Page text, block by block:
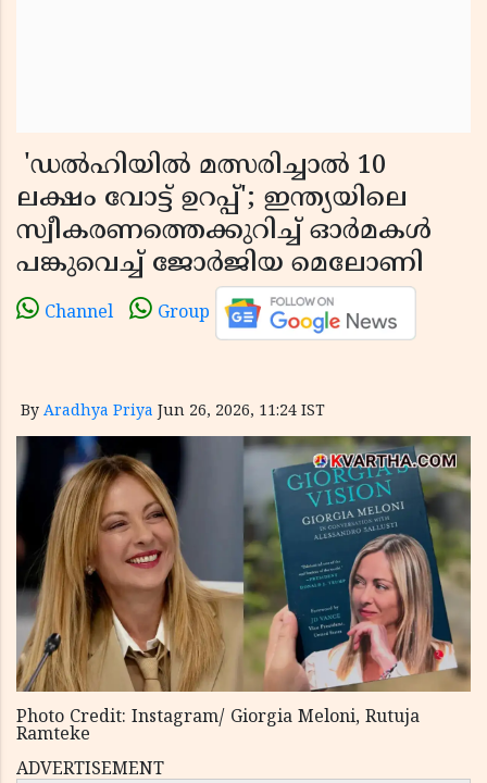
'ഡൽഹിയിൽ മത്സരിച്ചാൽ 10
ലക്ഷം വോട്ട് ഉറപ്പ്'; ഇന്ത്യയിലെ
സ്വീകരണത്തെക്കുറിച്ച് ഓർമകൾ
പങ്കുവെച്ച് ജോർജിയ മെലോണി
Channel Group
By Aradhya Priya Jun 26, 2026, 11:24 IST
Photo Credit: Instagram/ Giorgia Meloni, Rutuja
Ramteke
ADVERTISEMENT